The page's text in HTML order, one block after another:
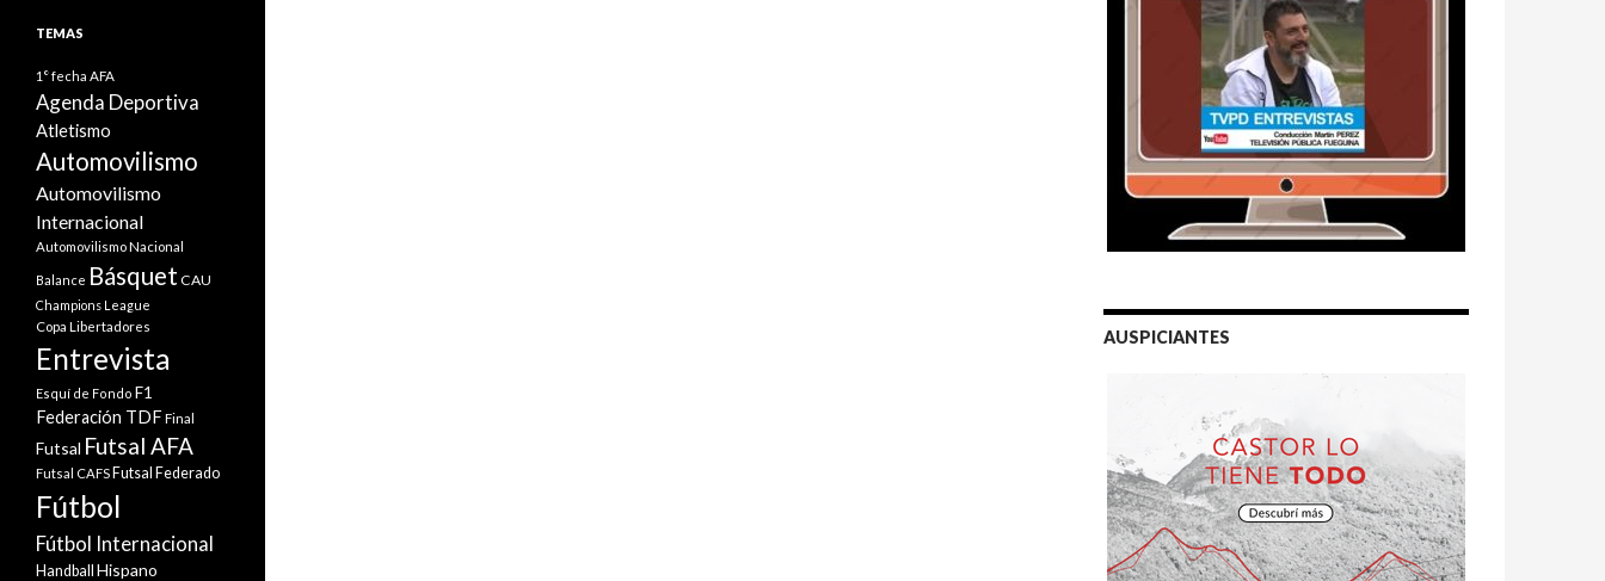
AUSPICIANTES
TEMAS
1° fecha AFA
Agenda Deportiva
Atletismo
Automovilismo
Automovilismo
Internacional
Automovilismo Nacional
Balance Básquet CAU
Champions League
Copa Libertadores
Entrevista
Esquí de Fondo F1
Federación TDF Final
Futsal Futsal AFA
Futsal CAFS Futsal Federado
Fútbol
Fútbol Internacional
Handball Hispano